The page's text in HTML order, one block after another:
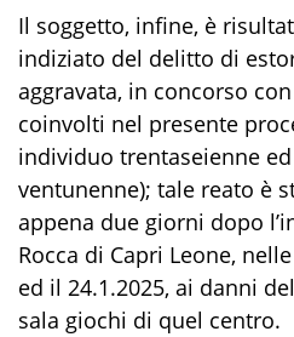
Il soggetto, infine, è
indiziato del delitto di
aggravata, in concorso
coinvolti nel presente
individuo trentaseienne ed
ventunenne); tale reato è
appena due giorni dopo
Rocca di Capri Leone,
ed il 24.1.2025, ai danni
sala giochi di quel centro.